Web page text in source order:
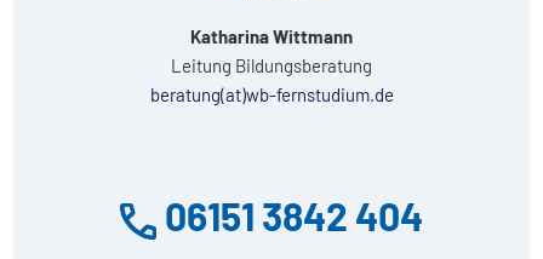
Katharina Wittmann
Leitung Bildungsberatung
beratung(at)wb-fernstudium.de
06151 3842 404